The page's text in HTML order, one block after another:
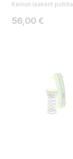
Keinun laakerit pultilla
Hinta
56,00 €